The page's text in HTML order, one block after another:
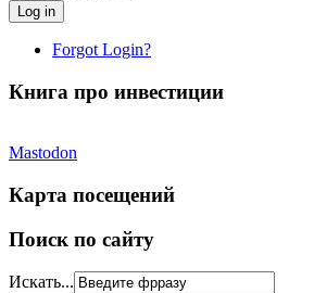
Log in
Forgot Login?
Книга про инвестиции
Mastodon
Карта посещений
Поиск по сайту
Искать...